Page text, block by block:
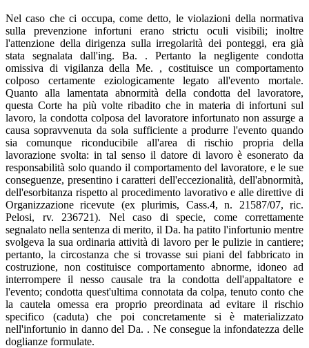
Nel caso che ci occupa, come detto, le violazioni della normativa
sulla prevenzione infortuni erano strictu oculi visibili; inoltre
l'attenzione della dirigenza sulla irregolarità dei ponteggi, era già
stata segnalata dall'ing. Ba. . Pertanto la negligente condotta
omissiva di vigilanza della Me. , costituisce un comportamento
colposo certamente eziologicamente legato all'evento mortale.
Quanto alla lamentata abnormità della condotta del lavoratore,
questa Corte ha più volte ribadito che in materia di infortuni sul
lavoro, la condotta colposa del lavoratore infortunato non assurge a
causa sopravvenuta da sola sufficiente a produrre l'evento quando
sia comunque riconducibile all'area di rischio propria della
lavorazione svolta: in tal senso il datore di lavoro è esonerato da
responsabilità solo quando il comportamento del lavoratore, e le sue
conseguenze, presentino i caratteri dell'eccezionalità, dell'abnormità,
dell'esorbitanza rispetto al procedimento lavorativo e alle direttive di
Organizzazione ricevute (ex plurimis, Cass.4, n. 21587/07, ric.
Pelosi, rv. 236721). Nel caso di specie, come correttamente
segnalato nella sentenza di merito, il Da. ha patito l'infortunio mentre
svolgeva la sua ordinaria attività di lavoro per le pulizie in cantiere;
pertanto, la circostanza che si trovasse sui piani del fabbricato in
costruzione, non costituisce comportamento abnorme, idoneo ad
interrompere il nesso causale tra la condotta dell'appaltatore e
l'evento; condotta quest'ultima connotata da colpa, tenuto conto che
la cautela omessa era proprio preordinata ad evitare il rischio
specifico (caduta) che poi concretamente si è materializzato
nell'infortunio in danno del Da. . Ne consegue la infondatezza delle
doglianze formulate.